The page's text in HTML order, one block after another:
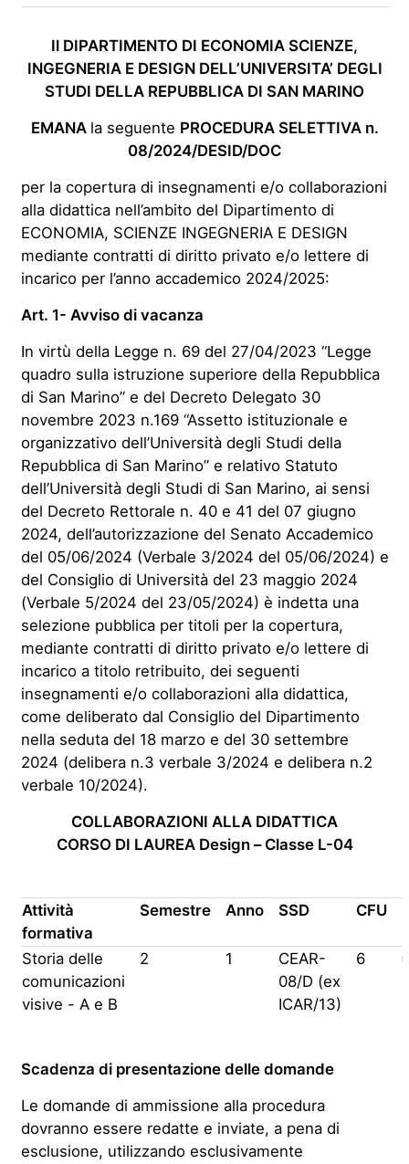
Il DIPARTIMENTO DI ECONOMIA SCIENZE,
INGEGNERIA E DESIGN DELL’UNIVERSITA’ DEGLI
STUDI DELLA REPUBBLICA DI SAN MARINO
EMANA la seguente PROCEDURA SELETTIVA n.
08/2024/DESID/DOC
per la copertura di insegnamenti e/o collaborazioni
alla didattica nell’ambito del Dipartimento di
ECONOMIA, SCIENZE INGEGNERIA E DESIGN
mediante contratti di diritto privato e/o lettere di
incarico per l’anno accademico 2024/2025:
Art. 1- Avviso di vacanza
In virtù della Legge n. 69 del 27/04/2023 “Legge
quadro sulla istruzione superiore della Repubblica
di San Marino” e del Decreto Delegato 30
novembre 2023 n.169 “Assetto istituzionale e
organizzativo dell’Università degli Studi della
Repubblica di San Marino” e relativo Statuto
dell’Università degli Studi di San Marino, ai sensi
del Decreto Rettorale n. 40 e 41 del 07 giugno
2024, dell’autorizzazione del Senato Accademico
del 05/06/2024 (Verbale 3/2024 del 05/06/2024) e
del Consiglio di Università del 23 maggio 2024
(Verbale 5/2024 del 23/05/2024) è indetta una
selezione pubblica per titoli per la copertura,
mediante contratti di diritto privato e/o lettere di
incarico a titolo retribuito, dei seguenti
insegnamenti e/o collaborazioni alla didattica,
come deliberato dal Consiglio del Dipartimento
nella seduta del 18 marzo e del 30 settembre
2024 (delibera n.3 verbale 3/2024 e delibera n.2
verbale 10/2024).
COLLABORAZIONI ALLA DIDATTICA
CORSO DI LAUREA Design – Classe L-04
Attività
formativa
Semestre Anno SSD CFU
Storia delle
comunicazioni
visive - A e B
2 1
CEAR-
08/D (ex
ICAR/13)
6
Scadenza di presentazione delle domande
Le domande di ammissione alla procedura
dovranno essere redatte e inviate, a pena di
esclusione, utilizzando esclusivamente